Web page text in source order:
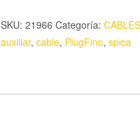
SKU: 21966 Categoría:
auxiliar, cable, PlugFino, spica